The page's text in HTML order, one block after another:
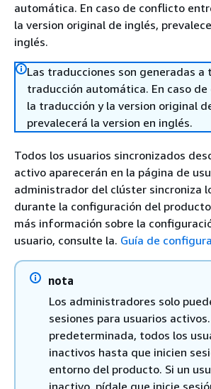
automática. En caso de conflicto
la version original de inglés,
inglés.
Las traducciones son generadas a
traducción automática. En caso
la traducción y la version original
prevalecerá la version en inglés.
Todos los usuarios sincronizados
activo aparecerán en la página de
administrador del clúster sincroniza
durante la configuración del
más información sobre la
usuario, consulte la. Guía de
nota
Los administradores solo
sesiones para usuarios
predeterminada, todos los
inactivos hasta que inicien
entorno del producto. Si un
inactivo, pídale que inicie